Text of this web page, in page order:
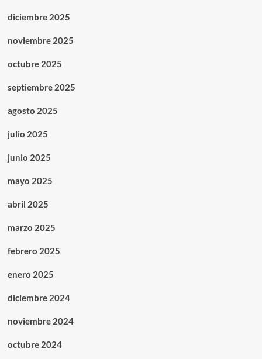
diciembre 2025
noviembre 2025
octubre 2025
septiembre 2025
agosto 2025
julio 2025
junio 2025
mayo 2025
abril 2025
marzo 2025
febrero 2025
enero 2025
diciembre 2024
noviembre 2024
octubre 2024